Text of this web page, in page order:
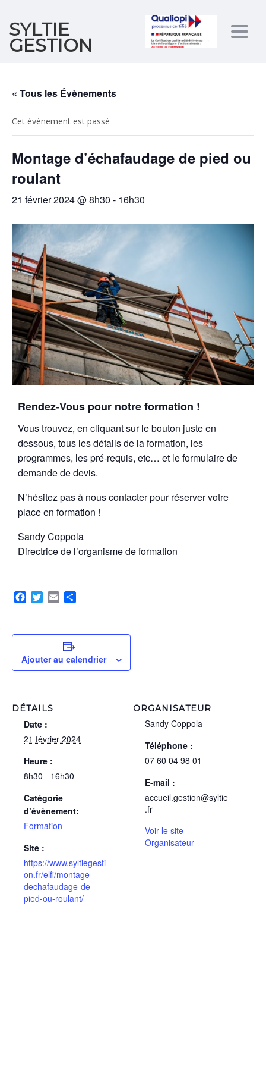
SYLTIE
GESTION
« Tous les Évènements
Cet évènement est passé
Montage d’échafaudage de pied ou
roulant
21 février 2024 @ 8h30 - 16h30
Rendez-Vous pour notre formation !
Vous trouvez, en cliquant sur le bouton juste en
dessous, tous les détails de la formation, les
programmes, les pré-requis, etc… et le formulaire de
demande de devis.
N’hésitez pas à nous contacter pour réserver votre
place en formation !
Sandy Coppola
Directrice de l’organisme de formation
Facebook
TwitterEmail
Ajouter au calendrier
DÉTAILS
Date :
21 février 2024
Heure :
8h30 - 16h30
Catégorie
d’évènement:
Formation
Site :
https://www.syltiegesti
on.fr/elfi/montage-
dechafaudage-de-
pied-ou-roulant/
ORGANISATEUR
Sandy Coppola
Téléphone :
07 60 04 98 01
E-mail :
accueil.gestion@syltie
.fr
Voir le site
Organisateur